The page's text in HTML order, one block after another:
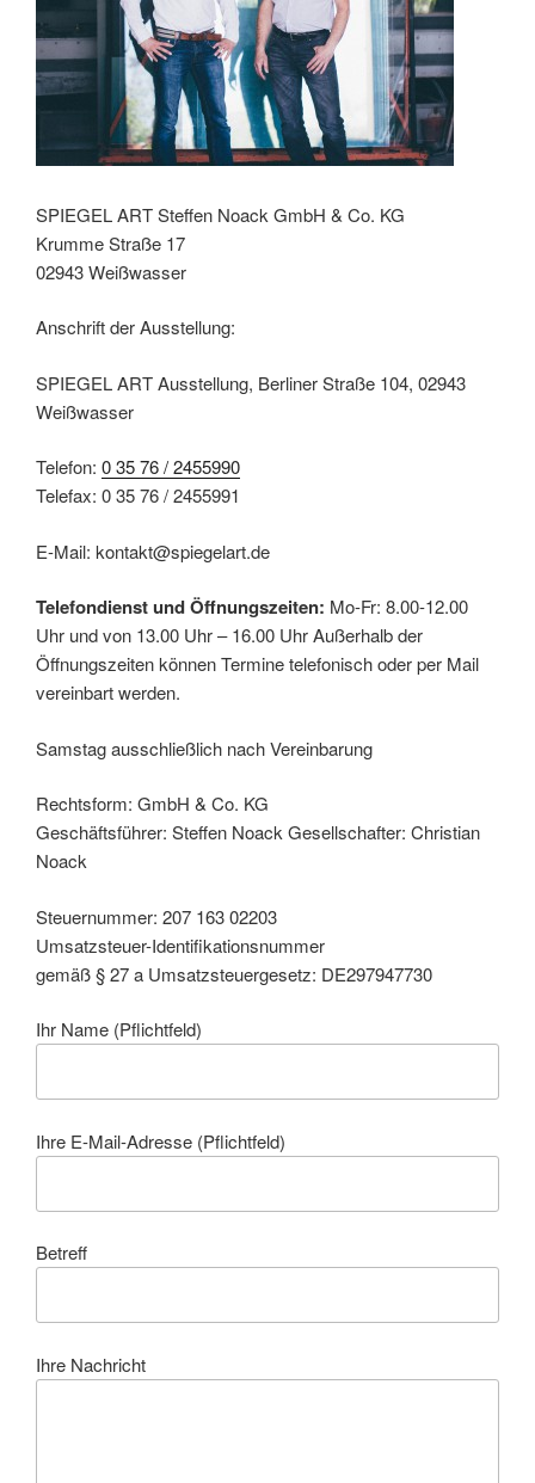
SPIEGEL ART Steffen Noack GmbH & Co. KG
Krumme Straße 17
02943 Weißwasser
Anschrift der Ausstellung:
SPIEGEL ART Ausstellung, Berliner Straße 104, 02943
Weißwasser
Telefon: 0 35 76 / 2455990
Telefax: 0 35 76 / 2455991
E-Mail: kontakt@spiegelart.de
Telefondienst und Öffnungszeiten: Mo-Fr: 8.00-12.00
Uhr und von 13.00 Uhr – 16.00 Uhr Außerhalb der
Öffnungszeiten können Termine telefonisch oder per Mail
vereinbart werden.
Samstag ausschließlich nach Vereinbarung
Rechtsform: GmbH & Co. KG
Geschäftsführer: Steffen Noack Gesellschafter: Christian
Noack
Steuernummer: 207 163 02203
Umsatzsteuer-Identifikationsnummer
gemäß § 27 a Umsatzsteuergesetz: DE297947730
Ihr Name (Pflichtfeld)
Ihre E-Mail-Adresse (Pflichtfeld)
Betreff
Ihre Nachricht